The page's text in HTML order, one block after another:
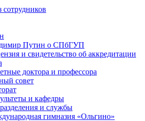
Путин о СПбГУП
и свидетельство об аккредитации
доктора и профессора
совет
и кафедры
и службы
гимназия «Ольгино»